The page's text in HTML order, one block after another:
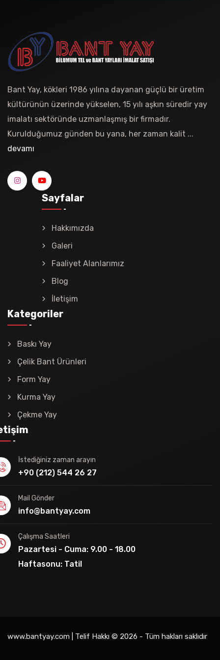
Bant Yay, kökleri 1986 yılına dayanan güçlü bir üretim
kültürünün üzerinde yükselen, 15 yılı aşkın süredir yay
imalatı sektöründe uzmanlaşmış bir firmadır.
Kurulduğumuz günden bu yana, her zaman kalit ...
devamı
Sayfalar
Hakkımızda
Galeri
Faaliyet Alanlarımız
Blog
İletişim
Kategoriler
Baskı Yay
Çelik Bant Ürünleri
Form Yay
Kurma Yay
Çekme Yay
İstediğiniz zaman arayın
+90 (212) 544 26 27
Mail Gönder
info@bantyay.com
Çalışma Saatleri
Pazartesi - Cuma: 9.00 - 18.00
Haftasonu: Tatil
www.bantyay.com | Telif Hakkı © 2026 - Tüm hakları saklıdır